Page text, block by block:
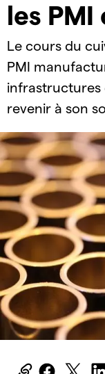
les
Le cours du
PMI
infrastructures
revenir à son